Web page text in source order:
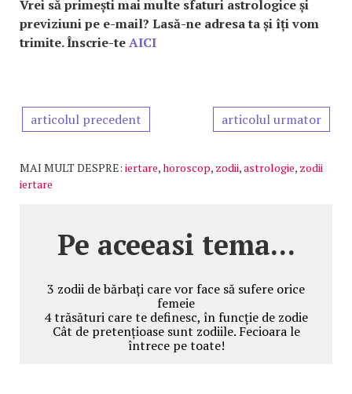
Vrei să primești mai multe sfaturi astrologice și
previziuni pe e-mail? Lasă-ne adresa ta și îți vom
trimite.Înscrie-teAICI
articolul precedent articolul urmator
MAI MULT DESPRE: iertare,horoscop, zodii,astrologie, zodii
iertare
Pe aceeasi tema...
3 zodii de bărbați care vor face să sufere orice
femeie
4 trăsături care te definesc, în funcție de zodie
Cât de pretențioase sunt zodiile. Fecioara le
întrece pe toate!